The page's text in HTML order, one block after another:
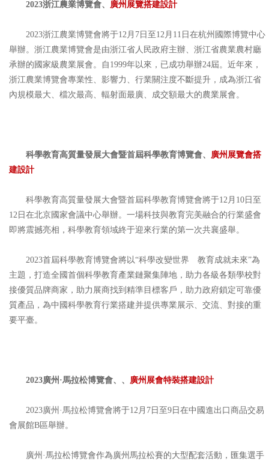
2023浙江農業博覽會、 廣州展覽搭建設計
2023浙江農業博覽會將于12月7日至12月11日在杭州國際博覽中心
舉辦。浙江農業博覽會是由浙江省人民政府主辦、浙江省農業農村廳
承辦的國家級農業展會。自1999年以來，已成功舉辦24屆。近年來，
浙江農業博覽會專業性、影響力、行業關注度不斷提升，成為浙江省
內規模最大、檔次最高、輻射面最廣、成交額最大的農業展會。
科學教育高質量發展大會暨首屆科學教育博覽會、 廣州展覽會搭
建設計
科學教育高質量發展大會暨首屆科學教育博覽會將于12月10日至
12日在北京國家會議中心舉辦。一場科技與教育完美融合的行業盛會
即將震撼亮相，科學教育領域終于迎來行業的第一次共襄盛舉。
2023首屆科學教育博覽會將以“科學改變世界 教育成就未來”為
主題，打造全國首個科學教育產業鏈聚集陣地，助力各級各類學校對
接優質品牌商家，助力展商找到精準目標客戶，助力政府鎖定可靠優
質產品，為中國科學教育行業搭建并提供專業展示、交流、對接的重
要平臺。
2023廣州·馬拉松博覽會、、 廣州展會特裝搭建設計
2023廣州·馬拉松博覽會將于12月7日至9日在中國進出口商品交易
會展館B區舉辦。
廣州·馬拉松博覽會作為廣州馬拉松賽的大型配套活動，匯集選手